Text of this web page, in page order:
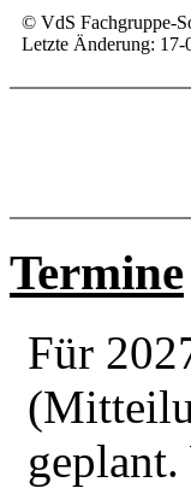
© VdS Fachgruppe-
Letzte Änderung: 17-
Termine
Für